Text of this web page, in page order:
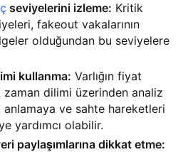
seviyelerini izleme: Kritik
fakeout vakalarının
olduğundan bu seviyelere
kullanma: Varlığın fiyat
dilimi üzerinden analiz
ve sahte hareketleri
yardımcı olabilir.
paylaşımlarına dikkat etme: